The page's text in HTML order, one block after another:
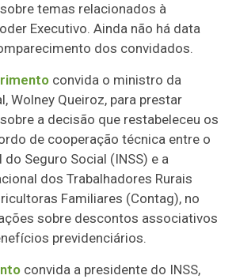
temas relacionados à
Executivo. Ainda não há data
dos convidados.
convida o ministro da
Wolney Queiroz, para prestar
a decisão que restabeleceu os
de cooperação técnica entre o
Seguro Social (INSS) e a
dos Trabalhadores Rurais
Familiares (Contag), no
sobre descontos associativos
previdenciários.
convida a presidente do INSS,